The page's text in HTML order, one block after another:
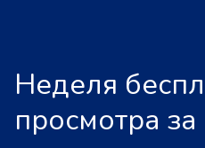
Неделя
просмотра